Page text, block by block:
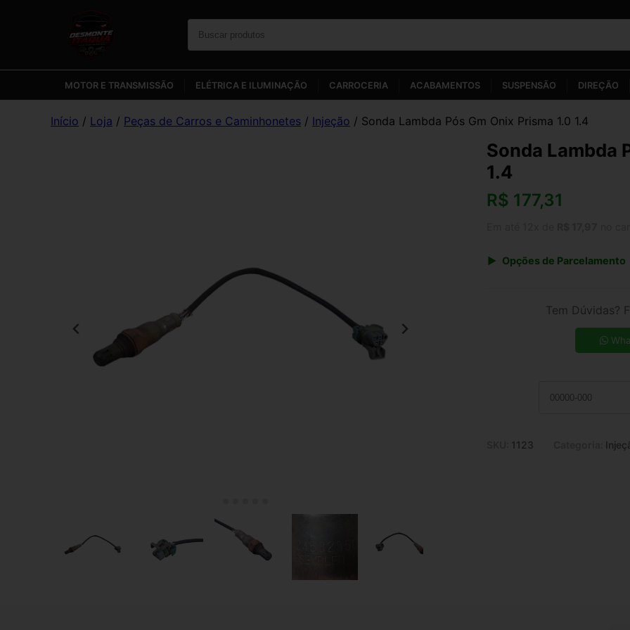
MOTOR E TRANSMISSÃO ELÉTRICA E ILUMINAÇÃO CARROCERIA ACABAMENTOS SUSPENSÃO DIREÇÃO
Início / Loja / Peças de Carros e Caminhonetes / Injeção / Sonda Lambda Pós Gm Onix Prisma 1.0 1.4
Sonda Lambda
1.4
R$ 177,31
Opções de Parcelamento
Tem Dúvidas?
1123